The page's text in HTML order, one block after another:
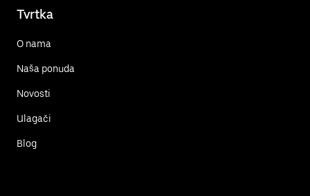
Tvrtka
O nama
Naša ponuda
Novosti
Ulagači
Blog